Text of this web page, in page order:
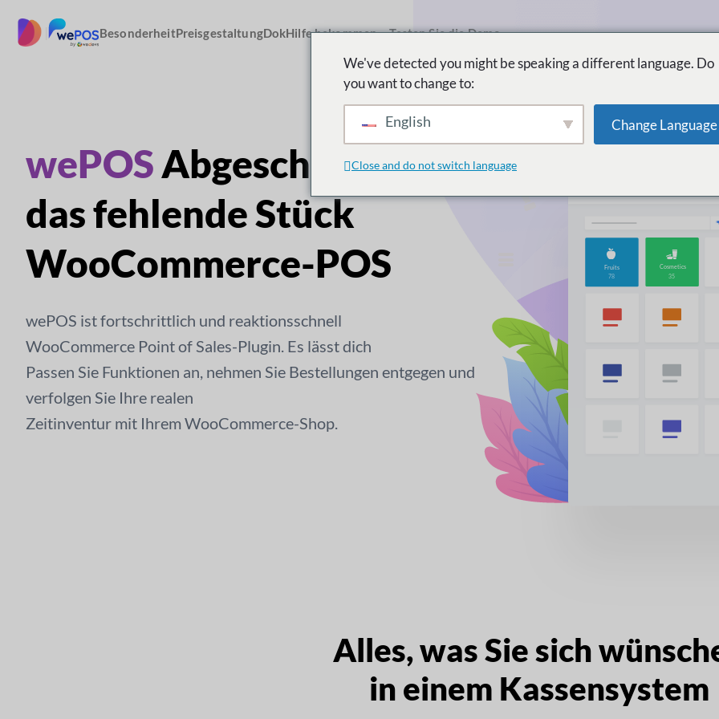
Inhalt
BesonderheitPreisgestaltungDokHilfe bekommen Testen Sie die Demo
wePOSAbgeschlossen
das fehlende Stück
WooCommerce-POS
wePOS ist fortschrittlich und reaktionsschnell
WooCommerce Point of Sales-Plugin. Es lässt dich
Passen Sie Funktionen an, nehmen Sie Bestellungen entgegen und
verfolgen Sie Ihre realen
Zeitinventur mit Ihrem WooCommerce-Shop.
Alles, was Sie sich
in einem Kassensystem
We've detected you might be speaking a different language. Do
you want to change to:
English Change Language
Close and do not switch language